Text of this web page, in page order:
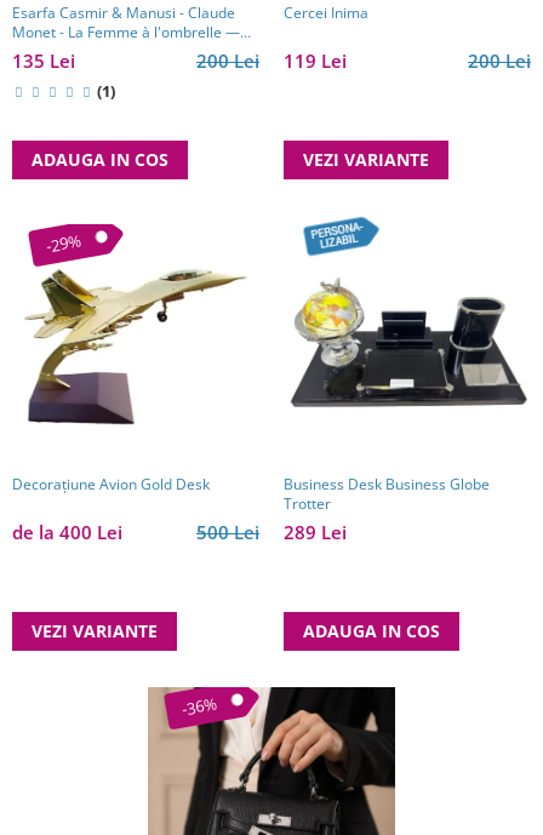
Esarfa Casmir & Manusi - Claude
Monet - La Femme à l'ombrelle —
Madame Monet et son fils
200 Lei
135 Lei
(1)
ADAUGA IN COS
Cercei Inima
200 Lei
119 Lei
VEZI VARIANTE
-29%
Decorațiune Avion Gold Desk
500 Lei
de la 400 Lei
VEZI VARIANTE
Business Desk Business Globe
Trotter
289 Lei
ADAUGA IN COS
-36%